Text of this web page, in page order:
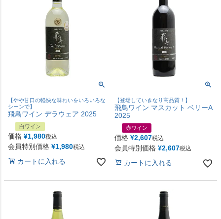
【やや甘口の軽快な味わいをいろいろな
シーンで】
飛鳥ワイン デラウェア 2025
白ワイン
価格 ¥1,980税込
会員特別価格 ¥1,980税込
カートに入れる
【登場していきなり高品質！】
飛鳥ワイン マスカット ベリーA
2025
赤ワイン
価格 ¥2,607税込
会員特別価格 ¥2,607税込
カートに入れる